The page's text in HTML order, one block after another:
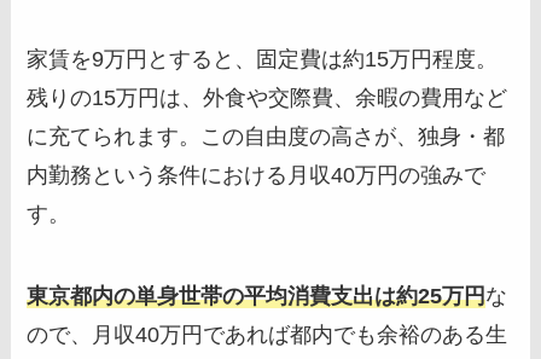
家賃を9万円とすると、固定費は約15万円程度。
残りの15万円は、外食や交際費、余暇の費用など
に充てられます。この自由度の高さが、独身・都
内勤務という条件における月収40万円の強みで
す。
東京都内の単身世帯の平均消費支出は約25万円な
ので、月収40万円であれば都内でも余裕のある生